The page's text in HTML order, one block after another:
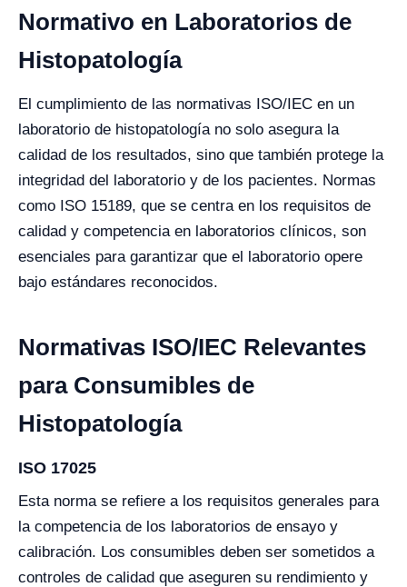
Normativo en Laboratorios de
Histopatología
El cumplimiento de las normativas ISO/IEC en un
laboratorio de histopatología no solo asegura la
calidad de los resultados, sino que también protege la
integridad del laboratorio y de los pacientes. Normas
como ISO 15189, que se centra en los requisitos de
calidad y competencia en laboratorios clínicos, son
esenciales para garantizar que el laboratorio opere
bajo estándares reconocidos.
Normativas ISO/IEC Relevantes
para Consumibles de
Histopatología
ISO 17025
Esta norma se refiere a los requisitos generales para
la competencia de los laboratorios de ensayo y
calibración. Los consumibles deben ser sometidos a
controles de calidad que aseguren su rendimiento y